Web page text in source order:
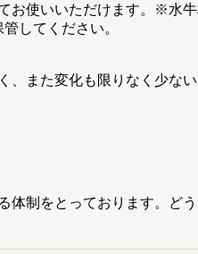
お使いいただけます。※水
してください。
、また変化も限りなく少な
制をとっております。ど